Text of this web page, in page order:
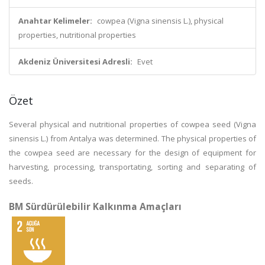
Anahtar Kelimeler: cowpea (Vigna sinensis L.), physical
properties, nutritional properties
Akdeniz Üniversitesi Adresli: Evet
Özet
Several physical and nutritional properties of cowpea seed (Vigna
sinensis L.) from Antalya was determined. The physical properties of
the cowpea seed are necessary for the design of equipment for
harvesting, processing, transportating, sorting and separating of
seeds.
BM Sürdürülebilir Kalkınma Amaçları